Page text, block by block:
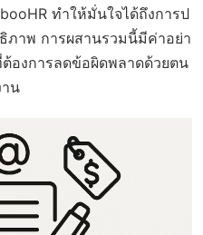
ทำให้มั่นใจได้ถึงการป
าพ การผสานรวมนี้มีค่าอย่า
ต้องการลดข้อผิดพลาดด้วยตน
าน